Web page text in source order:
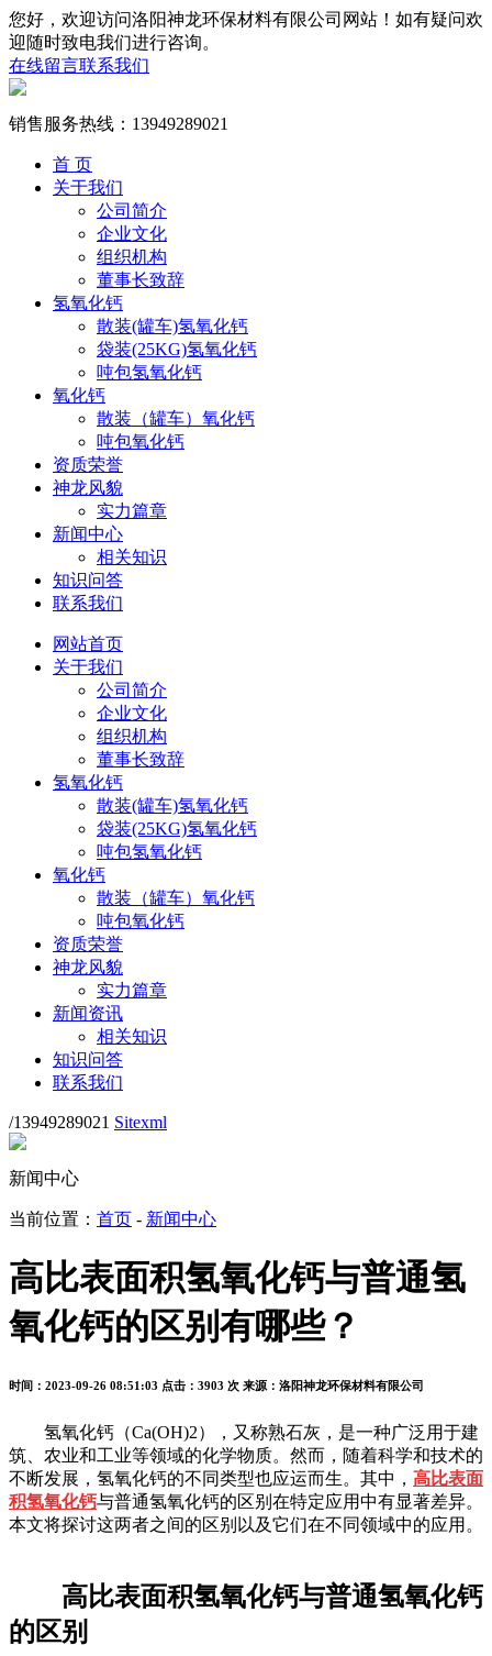
您好，欢迎访问洛阳神龙环保材料有限公司网站！如有疑问欢
迎随时致电我们进行咨询。
在线留言联系我们
销售服务热线： 13949289021
首 页
关于我们
公司简介
企业文化
组织机构
董事长致辞
氢氧化钙
散装(罐车)氢氧化钙
袋装(25KG)氢氧化钙
吨包氢氧化钙
氧化钙
散装（罐车）氧化钙
吨包氧化钙
资质荣誉
神龙风貌
实力篇章
新闻中心
相关知识
知识问答
联系我们
网站首页
关于我们
公司简介
企业文化
组织机构
董事长致辞
氢氧化钙
散装(罐车)氢氧化钙
袋装(25KG)氢氧化钙
吨包氢氧化钙
氧化钙
散装（罐车）氧化钙
吨包氧化钙
资质荣誉
神龙风貌
实力篇章
新闻资讯
相关知识
知识问答
联系我们
/13949289021 Sitexml
新闻中心
当前位置： 首页 - 新闻中心
高比表面积氢氧化钙与普通氢
氧化钙的区别有哪些？
时间：2023-09-26 08:51:03 点击：3903 次 来源：洛阳神龙环保材料有限公司
氢氧化钙（Ca(OH)2），又称熟石灰，是一种广泛用于建
筑、农业和工业等领域的化学物质。然而，随着科学和技术的
不断发展，氢氧化钙的不同类型也应运而生。其中， 高比表面
积氢氧化钙与普通氢氧化钙的区别在特定应用中有显著差异。
本文将探讨这两者之间的区别以及它们在不同领域中的应用。
高比表面积氢氧化钙与普通氢氧化钙
的区别